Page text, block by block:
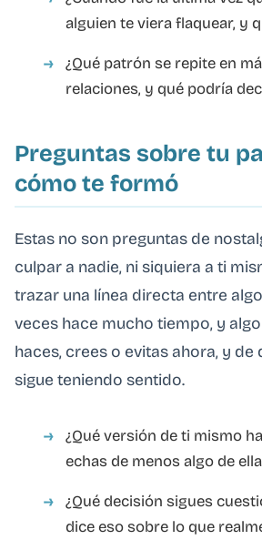
alguien te viera flaquear, y
¿Qué patrón se repite en
relaciones, y qué podría
Preguntas sobre tu
cómo te formó
Estas no son preguntas de
culpar a nadie, ni siquiera a ti
trazar una línea directa entre
veces hace mucho tiempo, y
haces, crees o evitas ahora, y de
sigue teniendo sentido.
¿Qué versión de ti mismo
echas de menos algo de
¿Qué decisión sigues
dice eso sobre lo que